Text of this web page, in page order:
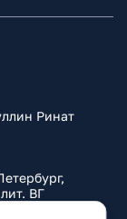
Ринат
ВГ